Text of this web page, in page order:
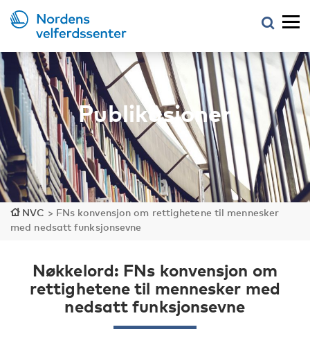
Publikasjoner
NVC > FNs konvensjon om rettighetene til mennesker
med nedsatt funksjonsevne
Nøkkelord: FNs konvensjon om
rettighetene til mennesker med
nedsatt funksjonsevne